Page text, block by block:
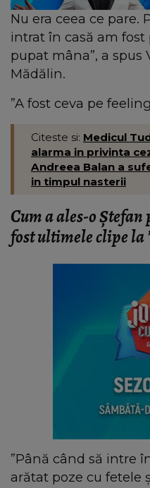
Nu era ceea ce pare.
intrat în casă am fost
pupat mâna”, a spus
Mădălin.
”A fost ceva pe
Citeste si: Medicul
alarma in privinta
Andreea Balan a
in timpul nasterii
Cum a ales-o
fost ultimele clipe la
”Până când să intre
arătat poze cu fetele